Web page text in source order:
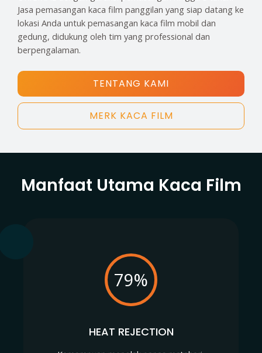
Jasa pemasangan kaca film panggilan yang siap datang ke
lokasi Anda untuk pemasangan kaca film mobil dan
gedung, didukung oleh tim yang professional dan
berpengalaman.
TENTANG KAMI
MERK KACA FILM
Manfaat Utama Kaca Film
79%
HEAT REJECTION